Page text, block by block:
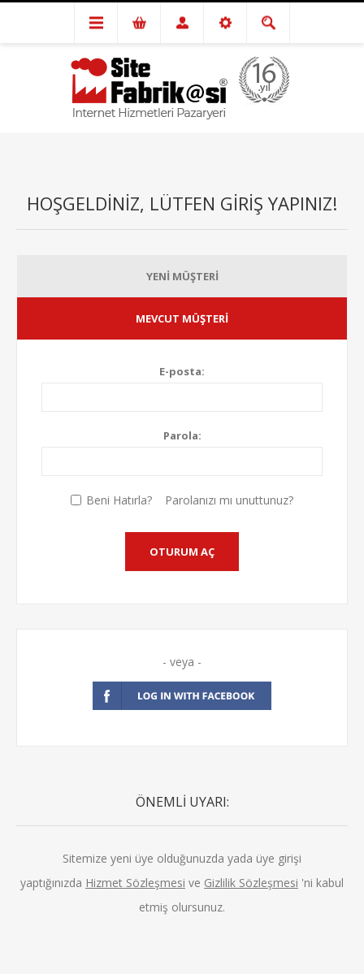
HOŞGELDINIZ, LÜTFEN GIRIŞ YAPINIZ!
YENI MÜŞTERI
MEVCUT MÜŞTERI
E-posta:
Parola:
Beni Hatırla? Parolanızı mı unuttunuz?
- veya -
ÖNEMLİ UYARI:
Sitemize yeni üye olduğunuzda yada üye girişi
yaptığınızda Hizmet Sözleşmesi ve Gizlilik Sözleşmesi 'ni kabul
etmiş olursunuz.